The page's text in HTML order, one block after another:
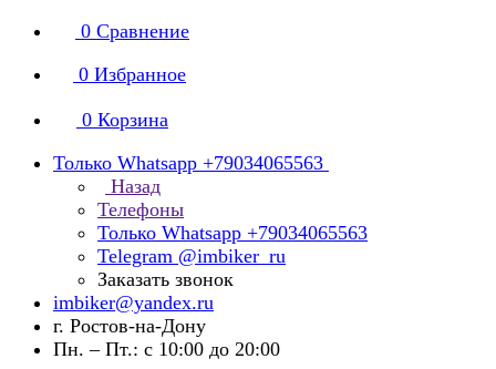
0 Сравнение
0 Избранное
0 Корзина
Только Whatsapp +79034065563
Назад
Телефоны
Только Whatsapp +79034065563
Telegram @imbiker_ru
Заказать звонок
imbiker@yandex.ru
г. Ростов-на-Дону
Пн. – Пт.: с 10:00 до 20:00